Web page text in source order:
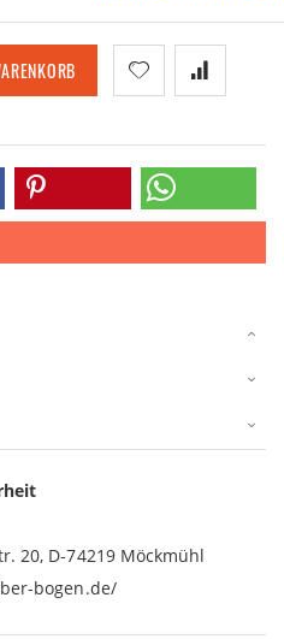
20, D-74219 Möckmühl
bogen.de/